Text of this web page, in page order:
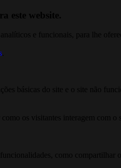
este website.
e funcionais, para lhe
básicas do site e o site não
os visitantes interagem com
como compartilhar